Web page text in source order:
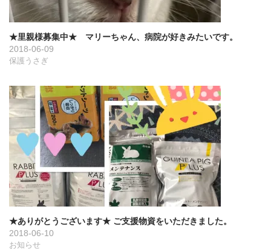
★里親様募集中★ マリーちゃん、病院が好きみたいです。
2018-06-09
保護うさぎ
★ありがとうございます★ ご支援物資をいただきました。
2018-06-10
お知らせ